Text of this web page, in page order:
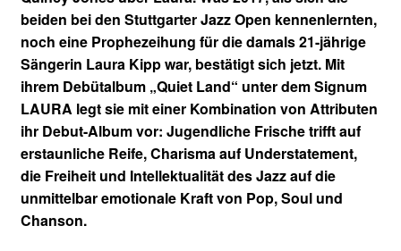
beiden bei den Stuttgarter Jazz Open kennenlernten,
noch eine Prophezeihung für die damals 21-jährige
Sängerin Laura Kipp war, bestätigt sich jetzt. Mit
ihrem Debütalbum „Quiet Land“ unter dem Signum
LAURA legt sie mit einer Kombination von Attributen
ihr Debut-Album vor: Jugendliche Frische trifft auf
erstaunliche Reife, Charisma auf Understatement,
die Freiheit und Intellektualität des Jazz auf die
unmittelbar emotionale Kraft von Pop, Soul und
Chanson.